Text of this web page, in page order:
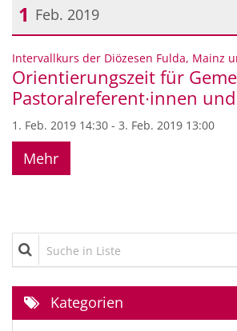
1 Feb. 2019
Datum: 1. Februar 2019
Intervallkurs der Diözesen Fulda, Mainz
Orientierungszeit für
Pastoralreferent∙innen
1. Feb. 2019 14:30 - 3. Feb. 2019 13:00
Mehr
Suche in Liste
Kategorien